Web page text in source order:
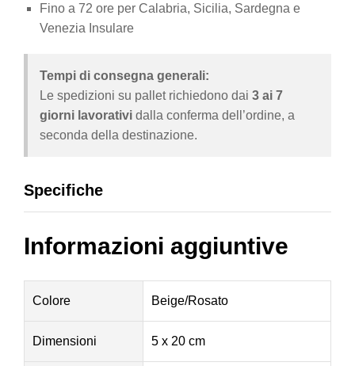
Fino a 72 ore per Calabria, Sicilia, Sardegna e
Venezia Insulare
Tempi di consegna generali:
Le spedizioni su pallet richiedono dai 3 ai 7
giorni lavorativi dalla conferma dell’ordine, a
seconda della destinazione.
Specifiche
Informazioni aggiuntive
Colore Beige/Rosato
Dimensioni 5 x 20 cm